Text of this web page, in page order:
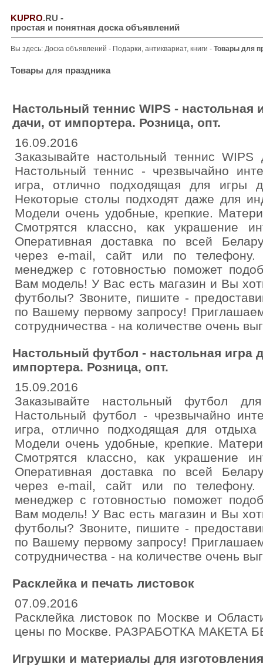
KUPRO.RU -
простая и понятная доска объявлений
Вы здесь: Доска объявлений - Подарки, антиквариат, книги - Товары для
Товары для праздника
Настольный теннис WIPS - настольная
дачи, от импортера. Розница, опт.
16.09.2016
Заказывайте настольный теннис
Настольный теннис - чрезвычайно
игра, отлично подходящая для игры
Некоторые столы подходят даже для
Модели очень удобные, крепкие.
Смотрятся классно, как украшение
Оперативная доставка по всей
через e-mail, сайт или по телефону.
менеджер с готовностью поможет
Вам модель! У Вас есть магазин и Вы
футболы? Звоните, пишите -
по Вашему первому запросу!
сотрудничества - на количестве очень
Настольный футбол - настольная игра
импортера. Розница, опт.
15.09.2016
Заказывайте настольный футбол
Настольный футбол - чрезвычайно
игра, отлично подходящая для отдыха
Модели очень удобные, крепкие.
Смотрятся классно, как украшение
Оперативная доставка по всей
через e-mail, сайт или по телефону.
менеджер с готовностью поможет
Вам модель! У Вас есть магазин и Вы
футболы? Звоните, пишите -
по Вашему первому запросу!
сотрудничества - на количестве очень
Расклейка и печать листовок
07.09.2016
Расклейка листовок по Москве и
цены по Москве. РАЗРАБОТКА МАКЕТА
Игрушки и материалы для